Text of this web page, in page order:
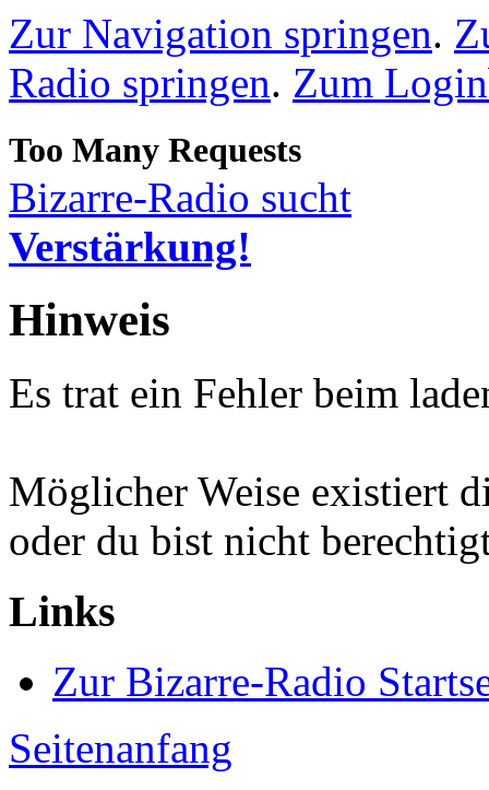
Zur Navigation springen.
Radio springen. Zum
Bizarre-Radio sucht
Verstärkung!
Hinweis
Es trat ein Fehler beim
Möglicher Weise existiert
oder du bist nicht
Links
Zur Bizarre-Radio
Seitenanfang